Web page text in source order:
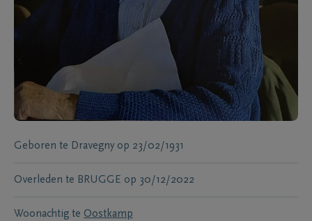
Geboren te Dravegny op 23/02/1931
Overleden te BRUGGE op 30/12/2022
Woonachtig te Oostkamp